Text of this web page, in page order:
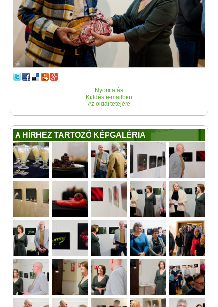
Nyomtatás
Küldés e-mailben
Az oldal tetejére
A HÍRHEZ TARTOZÓ KÉPGALÉRIA